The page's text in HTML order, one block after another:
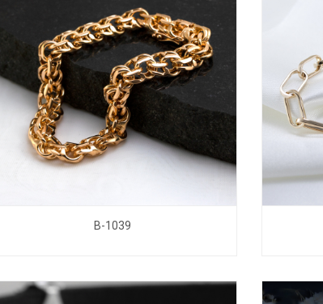
B-1039